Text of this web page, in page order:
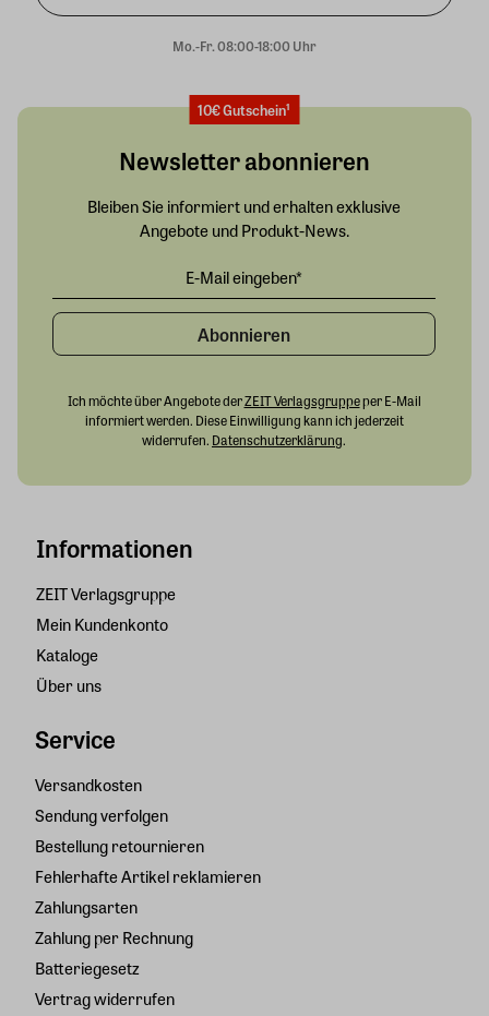
Mo.-Fr. 08:00-18:00 Uhr
Informationen
ZEIT Verlagsgruppe
Mein Kundenkonto
Kataloge
Über uns
Service
Versandkosten
Sendung verfolgen
Bestellung retournieren
Fehlerhafte Artikel reklamieren
Zahlungsarten
Zahlung per Rechnung
Batteriegesetz
Vertrag widerrufen
10€ Gutschein¹
Newsletter abonnieren
Bleiben Sie informiert und erhalten exklusive
Angebote und Produkt-News.
Abonnieren
Ich möchte über Angebote derZEIT Verlagsgruppeper E-Mail
informiert werden. Diese Einwilligung kann ich jederzeit
widerrufen. Datenschutzerklärung.